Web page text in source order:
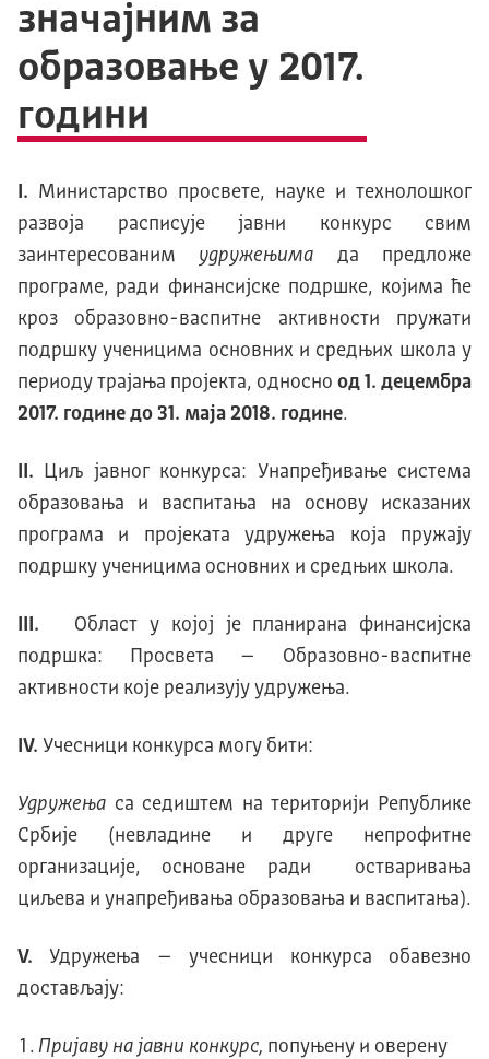
значајним за
образовање у 2017.
години
I. Министарство просвете, науке и технолошког
развоја расписује јавни конкурс свим
заинтересованим удружењима да предложе
програме, ради финансијске подршке, којима ће
кроз образовно-васпитне активности пружати
подршку ученицима основних и средњих школа у
периоду трајања пројекта, односно од 1. децембра
2017. године до 31. маја 2018. године.
II. Циљ јавног конкурса: Унапређивање система
образовања и васпитања на основу исказаних
програма и пројеката удружења која пружају
подршку ученицима основних и средњих школа.
III. Област у којој је планирана финансијска
подршка: Просвета – Образовно-васпитне
активности које реализују удружења.
IV. Учесници конкурса могу бити:
Удружења са седиштем на територији Републике
Србије (невладине и друге непрофитне
организације, основане ради остваривања
циљева и унапређивања образовања и васпитања).
V. Удружења – учесници конкурса обавезно
достављају:
Пријаву на јавни конкурс, попуњену и оверену